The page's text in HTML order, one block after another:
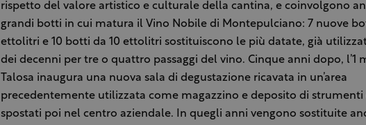
rispetto del valore artistico e culturale della cantina, e coinvolgono
grandi botti in cui matura il Vino Nobile di Montepulciano: 7 nuove
ettolitri e 10 botti da 10 ettolitri sostituiscono le più datate, già
dei decenni per tre o quattro passaggi del vino. Cinque anni dopo, l’1
Talosa inaugura una nuova sala di degustazione ricavata in un’area
precedentemente utilizzata come magazzino e deposito di strumenti
spostati poi nel centro aziendale. In quegli anni vengono sostituite